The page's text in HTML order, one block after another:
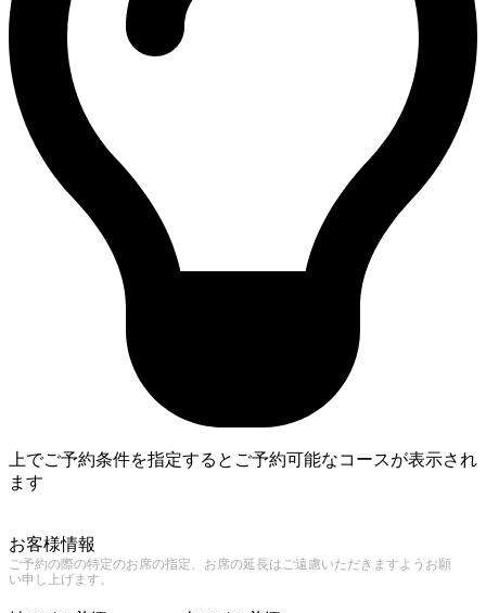
上でご予約条件を指定するとご予約可能なコースが表示され
ます
お客様情報
ご予約の際の特定のお席の指定、お席の延長はご遠慮いただきますようお願
い申し上げます。